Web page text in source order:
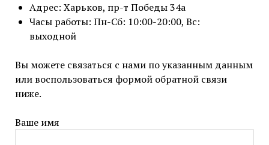
Адрес: Харьков, пр-т Победы 34а
Часы работы: Пн-Сб: 10:00-20:00, Вс:
выходной
Вы можете связаться с нами по указанным данным
или воспользоваться формой обратной связи
ниже.
Ваше имя